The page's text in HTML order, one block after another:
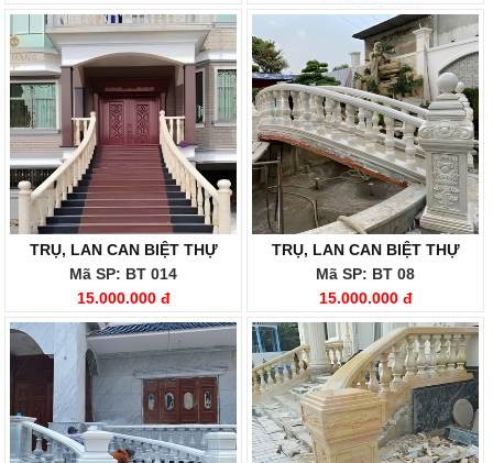
TRỤ, LAN CAN BIỆT THỰ
Mã SP: BT 014
15.000.000 đ
TRỤ, LAN CAN BIỆT THỰ
Mã SP: BT 08
15.000.000 đ